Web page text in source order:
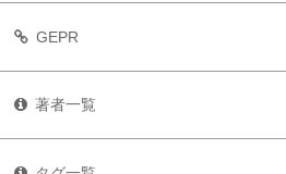
GEPR
著者一覧